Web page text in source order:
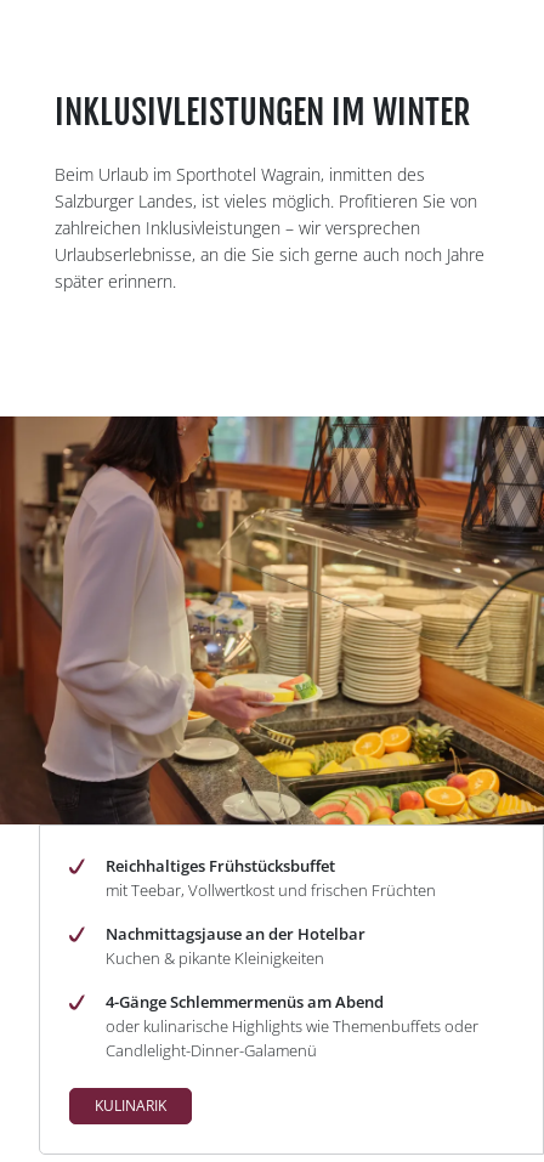
INKLUSIVLEISTUNGEN IM WINTER
Beim Urlaub im Sporthotel Wagrain, inmitten des
Salzburger Landes, ist vieles möglich. Profitieren Sie von
zahlreichen Inklusivleistungen – wir versprechen
Urlaubserlebnisse, an die Sie sich gerne auch noch Jahre
später erinnern.
Reichhaltiges Frühstücksbuffet
mit Teebar, Vollwertkost und frischen Früchten
Nachmittagsjause an der Hotelbar
Kuchen & pikante Kleinigkeiten
4-Gänge Schlemmermenüs am Abend
oder kulinarische Highlights wie Themenbuffets oder
Candlelight-Dinner-Galamenü
KULINARIK